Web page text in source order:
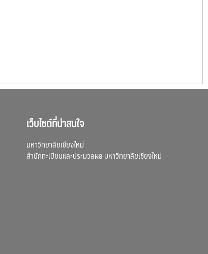
เว็บไซต์ที่น่าสนใจ
มหาวิทยาลัยเชียงใหม่
สำนักทะเบียนและประมวลผล มหาวิทยาลัยเชียงใหม่